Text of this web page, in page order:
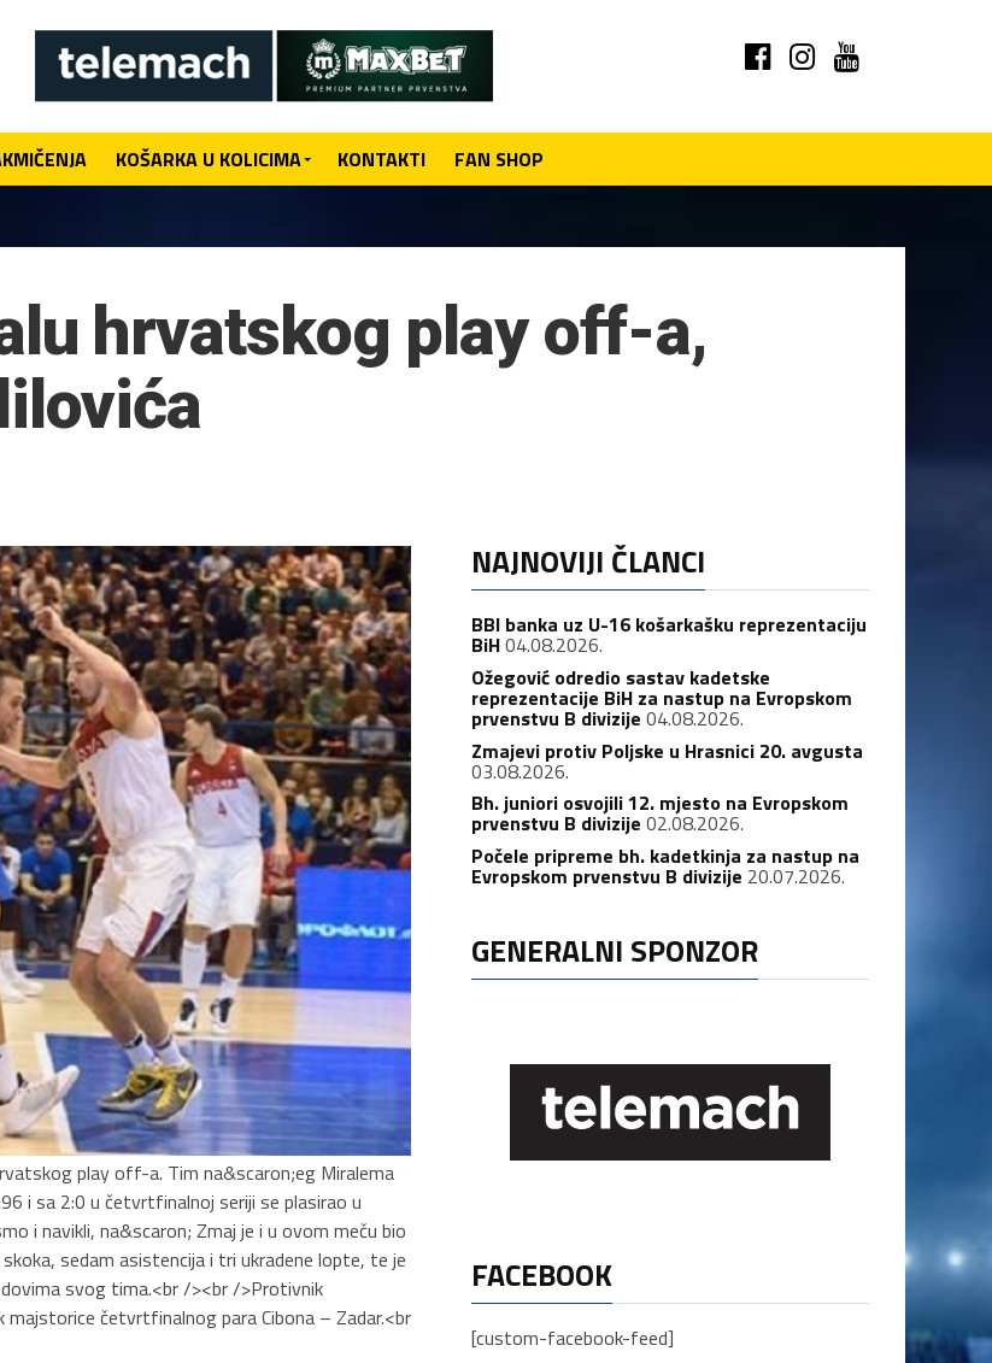
KOŠARKA U KOLICIMA KONTAKTI FAN SHOP
hrvatskog play off-a,
play off-a. Tim na&scaron;eg Miralema
i sa 2:0 u četvrtfinalnoj seriji se plasirao u
i navikli, na&scaron; Zmaj je i u ovom meču bio
sedam asistencija i tri ukradene lopte, te je
svog tima.<br /><br />Protivnik
četvrtfinalnog para Cibona – Zadar.<br
NAJNOVIJI ČLANCI
BBI banka uz U-16 košarkašku reprezentaciju
BiH04.08.2026.
Ožegović odredio sastav kadetske
reprezentacije BiH za nastup na Evropskom
prvenstvu B divizije 04.08.2026.
Zmajevi protiv Poljske u Hrasnici 20. avgusta
03.08.2026.
Bh. juniori osvojili 12. mjesto na Evropskom
prvenstvu B divizije 02.08.2026.
Počele pripreme bh. kadetkinja za nastup na
Evropskom prvenstvu B divizije 20.07.2026.
GENERALNI SPONZOR
FACEBOOK
[custom-facebook-feed]